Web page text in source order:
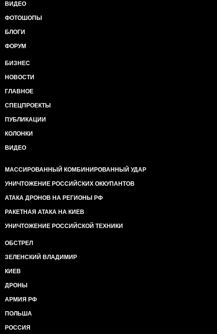
ВИДЕО
ФОТОШОПЫ
БЛОГИ
ФОРУМ
БИЗНЕС
НОВОСТИ
ГЛАВНОЕ
СПЕЦПРОЕКТЫ
ПУБЛИКАЦИИ
КОЛОНКИ
ВИДЕО
МАССИРОВАННЫЙ КОМБИНИРОВАННЫЙ УДАР
УНИЧТОЖЕНИЕ РОССИЙСКИХ ОККУПАНТОВ
АТАКА ДРОНОВ НА РЕГИОНЫ РФ
РАКЕТНАЯ АТАКА НА КИЕВ
УНИЧТОЖЕНИЕ РОССИЙСКОЙ ТЕХНИКИ
ОБСТРЕЛ
ЗЕЛЕНСКИЙ ВЛАДИМИР
КИЕВ
ДРОНЫ
АРМИЯ РФ
ПОЛЬША
РОССИЯ